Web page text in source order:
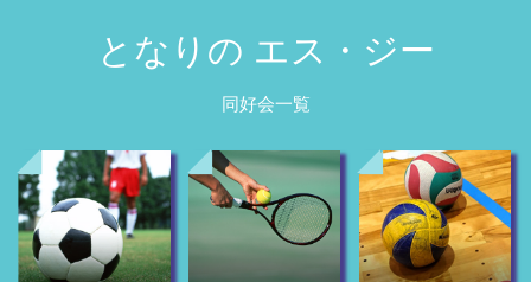
となりの エス・ジー
同好会一覧